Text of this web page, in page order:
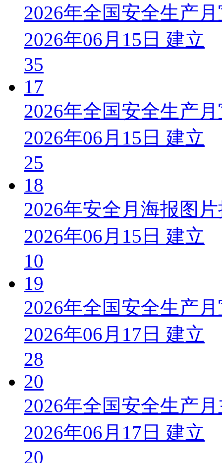
2026年全国安全生产
2026年06月15日 建立
35
17
2026年全国安全生产
2026年06月15日 建立
25
18
2026年安全月海报图
2026年06月15日 建立
10
19
2026年全国安全生产
2026年06月17日 建立
28
20
2026年全国安全生产
2026年06月17日 建立
20